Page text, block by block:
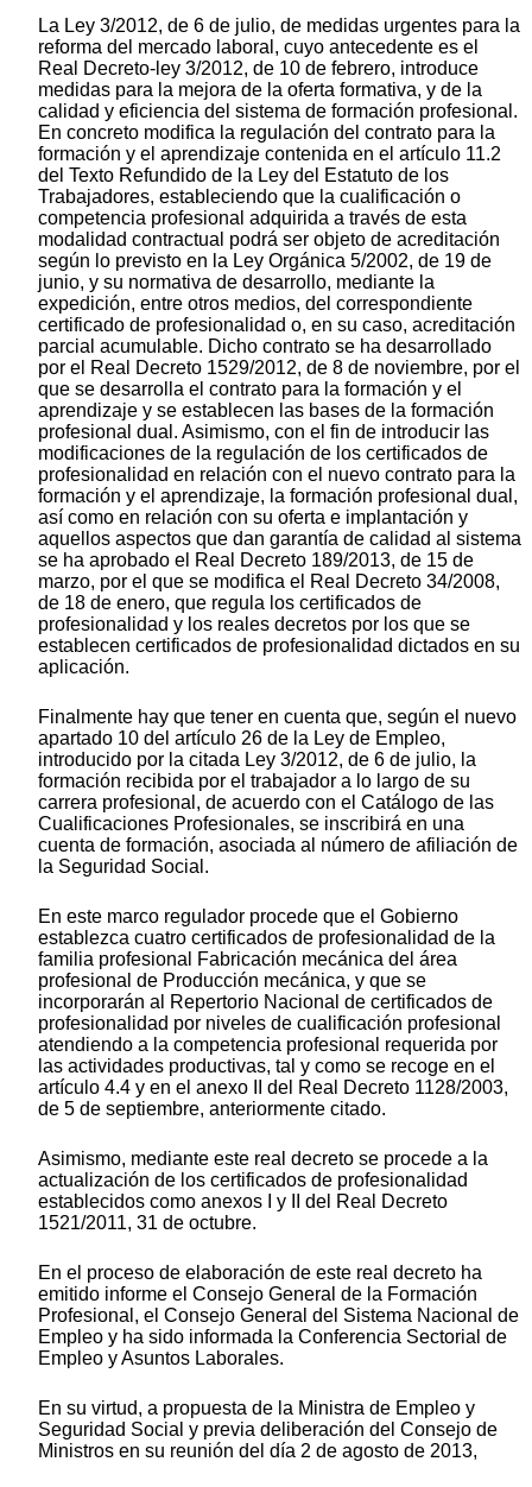
La Ley 3/2012, de 6 de julio, de medidas urgentes para la
reforma del mercado laboral, cuyo antecedente es el
Real Decreto-ley 3/2012, de 10 de febrero, introduce
medidas para la mejora de la oferta formativa, y de la
calidad y eficiencia del sistema de formación profesional.
En concreto modifica la regulación del contrato para la
formación y el aprendizaje contenida en el artículo 11.2
del Texto Refundido de la Ley del Estatuto de los
Trabajadores, estableciendo que la cualificación o
competencia profesional adquirida a través de esta
modalidad contractual podrá ser objeto de acreditación
según lo previsto en la Ley Orgánica 5/2002, de 19 de
junio, y su normativa de desarrollo, mediante la
expedición, entre otros medios, del correspondiente
certificado de profesionalidad o, en su caso, acreditación
parcial acumulable. Dicho contrato se ha desarrollado
por el Real Decreto 1529/2012, de 8 de noviembre, por el
que se desarrolla el contrato para la formación y el
aprendizaje y se establecen las bases de la formación
profesional dual. Asimismo, con el fin de introducir las
modificaciones de la regulación de los certificados de
profesionalidad en relación con el nuevo contrato para la
formación y el aprendizaje, la formación profesional dual,
así como en relación con su oferta e implantación y
aquellos aspectos que dan garantía de calidad al sistema
se ha aprobado el Real Decreto 189/2013, de 15 de
marzo, por el que se modifica el Real Decreto 34/2008,
de 18 de enero, que regula los certificados de
profesionalidad y los reales decretos por los que se
establecen certificados de profesionalidad dictados en su
aplicación.
Finalmente hay que tener en cuenta que, según el nuevo
apartado 10 del artículo 26 de la Ley de Empleo,
introducido por la citada Ley 3/2012, de 6 de julio, la
formación recibida por el trabajador a lo largo de su
carrera profesional, de acuerdo con el Catálogo de las
Cualificaciones Profesionales, se inscribirá en una
cuenta de formación, asociada al número de afiliación de
la Seguridad Social.
En este marco regulador procede que el Gobierno
establezca cuatro certificados de profesionalidad de la
familia profesional Fabricación mecánica del área
profesional de Producción mecánica, y que se
incorporarán al Repertorio Nacional de certificados de
profesionalidad por niveles de cualificación profesional
atendiendo a la competencia profesional requerida por
las actividades productivas, tal y como se recoge en el
artículo 4.4 y en el anexo II del Real Decreto 1128/2003,
de 5 de septiembre, anteriormente citado.
Asimismo, mediante este real decreto se procede a la
actualización de los certificados de profesionalidad
establecidos como anexos I y II del Real Decreto
1521/2011, 31 de octubre.
En el proceso de elaboración de este real decreto ha
emitido informe el Consejo General de la Formación
Profesional, el Consejo General del Sistema Nacional de
Empleo y ha sido informada la Conferencia Sectorial de
Empleo y Asuntos Laborales.
En su virtud, a propuesta de la Ministra de Empleo y
Seguridad Social y previa deliberación del Consejo de
Ministros en su reunión del día 2 de agosto de 2013,